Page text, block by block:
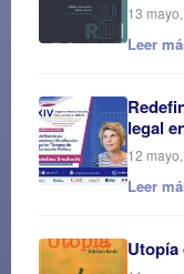
13
Leer
legal
12
Leer
Utopía